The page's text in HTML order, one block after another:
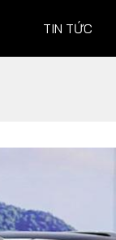
TIN TỨC
Xe máy